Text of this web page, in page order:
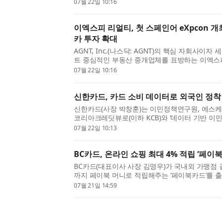
07월 22일 10:16
이엑스피 리얼티, 첫 스페인어 eXpcon
카 투자 확대
AGNT, Inc.(나스닥: AGNT)의 핵심 자회사이자
트 중심적인 부동산 중개업체를 표방하는 이엑
Realty)®가 2027년 4월 6일부터 8일까지 콜롬
07월 22일 10:16
신한카드, 카드 소비 데이터로 외국인 정
신한카드(사장 박창훈)는 이민정책연구원, 에스
코리아크레딧뷰로(이하 KCB)와 ‘데이터 기반 이
협력을 위한 양해각서(MOU)’를 체결했다고 22
07월 22일 10:13
BC카드, 온라인 쇼핑 최대 4% 적립 ‘페이
BC카드(대표이사 사장 김영우)가 국내외 가맹점
까지 페이북 머니로 적립해주는 ‘페이북카드’를
다. 이 상품은 페이북으로 결제 가능한 국내 모든
07월 21일 14:59